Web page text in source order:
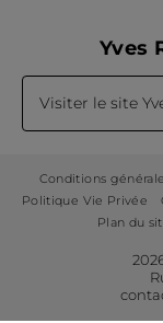
Yves
Visiter le site
Conditions
Politique Vie Privée
Plan du